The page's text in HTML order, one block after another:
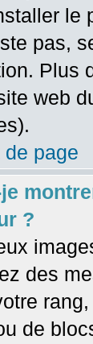
le
pas,
Plus
web
de page
?
des
de